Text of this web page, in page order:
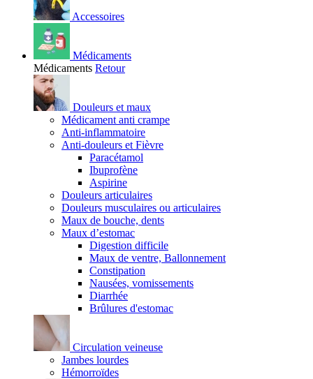
Accessoires
Médicaments
Médicaments Retour
Douleurs et maux
Médicament anti crampe
Anti-inflammatoire
Anti-douleurs et Fièvre
Paracétamol
Ibuprofène
Aspirine
Douleurs articulaires
Douleurs musculaires ou articulaires
Maux de bouche, dents
Maux d’estomac
Digestion difficile
Maux de ventre, Ballonnement
Constipation
Nausées, vomissements
Diarrhée
Brûlures d'estomac
Circulation veineuse
Jambes lourdes
Hémorroïdes